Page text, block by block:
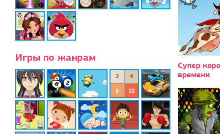
Игры по жанрам
Супер
времени